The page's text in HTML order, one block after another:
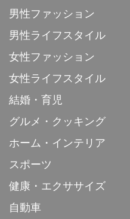
男性ファッション
男性ライフスタイル
女性ファッション
女性ライフスタイル
結婚・育児
グルメ・クッキング
ホーム・インテリア
スポーツ
健康・エクササイズ
自動車